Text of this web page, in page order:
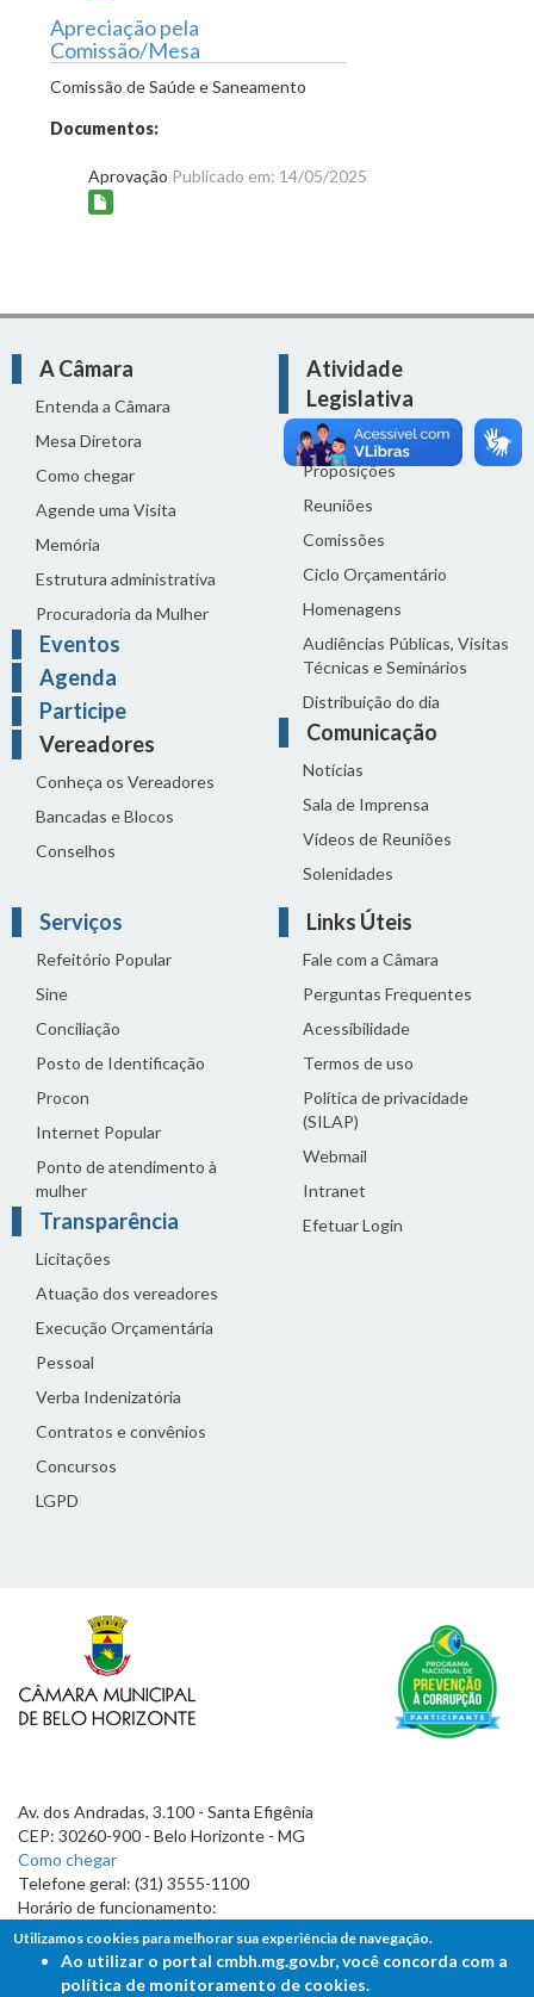
Apreciação pela
Comissão/Mesa
Comissão de Saúde e Saneamento
Documentos:
Aprovação Publicado em: 14/05/2025
A Câmara
Entenda a Câmara
Mesa Diretora
Como chegar
Agende uma Visita
Memória
Estrutura administrativa
Procuradoria da Mulher
Eventos
Agenda
Participe
Vereadores
Conheça os Vereadores
Bancadas e Blocos
Conselhos
Atividade
Legislativa
Legislação
Proposições
Reuniões
Comissões
Ciclo Orçamentário
Homenagens
Audiências Públicas, Visitas
Técnicas e Seminários
Distribuição do dia
Comunicação
Notícias
Sala de Imprensa
Vídeos de Reuniões
Solenidades
Serviços
Refeitório Popular
Sine
Conciliação
Posto de Identificação
Procon
Internet Popular
Ponto de atendimento à
mulher
Transparência
Licitações
Atuação dos vereadores
Execução Orçamentária
Pessoal
Verba Indenizatória
Contratos e convênios
Concursos
LGPD
Links Úteis
Fale com a Câmara
Perguntas Frequentes
Acessibilidade
Termos de uso
Política de privacidade
(SILAP)
Webmail
Intranet
Efetuar Login
Av. dos Andradas, 3.100 - Santa Efigênia
CEP: 30260-900 - Belo Horizonte - MG
Como chegar
Telefone geral: (31) 3555-1100
Horário de funcionamento:
7h às 19h
Utilizamos cookies para melhorar sua experiência de navegação.
Ao utilizar o portal cmbh.mg.gov.br, você concorda com a
política de monitoramento de cookies.